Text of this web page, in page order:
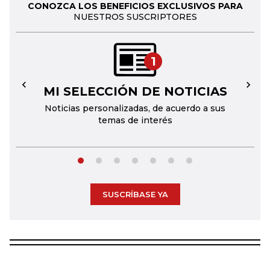
CONOZCA LOS BENEFICIOS EXCLUSIVOS PARA
NUESTROS SUSCRIPTORES
1
MI SELECCIÓN DE NOTICIAS
Noticias personalizadas, de acuerdo a sus
temas de interés
← →
SUSCRÍBASE YA